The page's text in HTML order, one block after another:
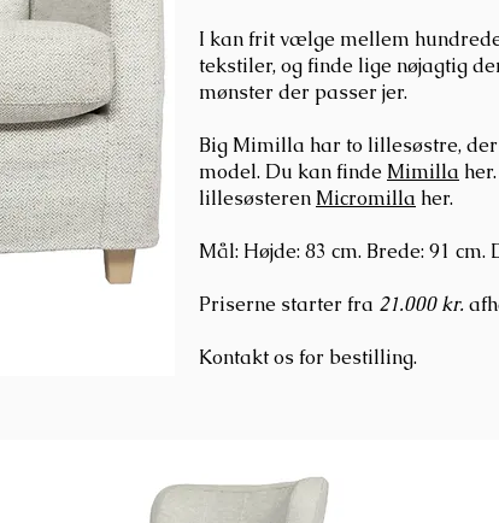
I kan frit vælge mellem
tekstiler, og finde lige nøjagtig
mønster der passer jer.
Big Mimilla har to lillesøstre,
model. Du kan finde Mimilla
lillesøsteren Micromilla her.
Mål: Højde: 83 cm. Brede: 91 cm.
Priserne starter fra 21.000 kr.
Kontakt os for bestilling.